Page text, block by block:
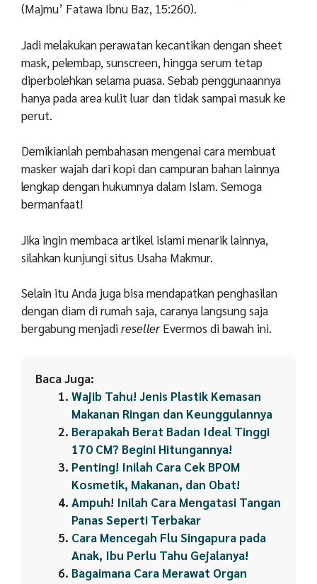
(Majmu’ Fatawa Ibnu Baz, 15:260).
Jadi melakukan perawatan kecantikan dengan sheet
mask, pelembap, sunscreen, hingga serum tetap
diperbolehkan selama puasa. Sebab penggunaannya
hanya pada area kulit luar dan tidak sampai masuk ke
perut.
Demikianlah pembahasan mengenai cara membuat
masker wajah dari kopi dan campuran bahan lainnya
lengkap dengan hukumnya dalam Islam. Semoga
bermanfaat!
Jika ingin membaca artikel islami menarik lainnya,
silahkan kunjungi situs Usaha Makmur.
Selain itu Anda juga bisa mendapatkan penghasilan
dengan diam di rumah saja, caranya langsung saja
bergabung menjadiresellerEvermos di bawah ini.
Baca Juga:
Wajib Tahu! Jenis Plastik Kemasan
Makanan Ringan dan Keunggulannya
Berapakah Berat Badan Ideal Tinggi
170 CM? Begini Hitungannya!
Penting! Inilah Cara Cek BPOM
Kosmetik, Makanan, dan Obat!
Ampuh! Inilah Cara Mengatasi Tangan
Panas Seperti Terbakar
Cara Mencegah Flu Singapura pada
Anak, Ibu Perlu Tahu Gejalanya!
Bagaimana Cara Merawat Organ